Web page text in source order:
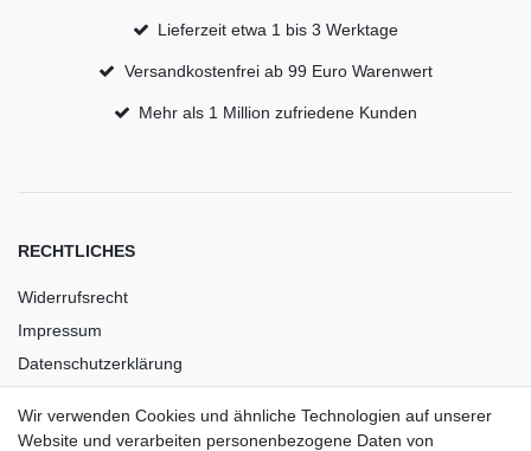
Lieferzeit etwa 1 bis 3 Werktage
Versandkostenfrei ab 99 Euro Warenwert
Mehr als 1 Million zufriedene Kunden
RECHTLICHES
Widerrufsrecht
Impressum
Datenschutzerklärung
Versandkosten
Wir verwenden Cookies und ähnliche Technologien auf unserer
Website und verarbeiten personenbezogene Daten von